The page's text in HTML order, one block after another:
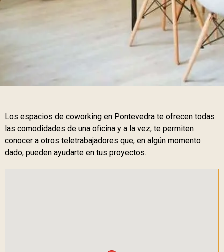
Los espacios de coworking en Pontevedra te ofrecen todas
las comodidades de una oficina y a la vez, te permiten
conocer a otros teletrabajadores que, en algún momento
dado, pueden ayudarte en tus proyectos.